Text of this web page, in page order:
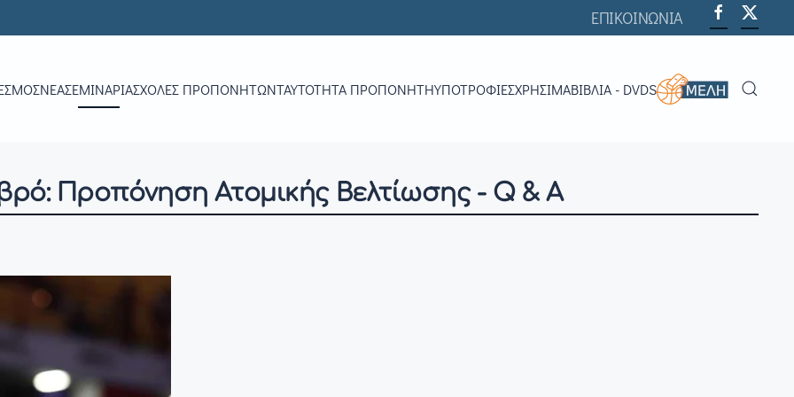
ΕΠΙΚΟΙΝΩΝΙΑ
ΝΕΑΣΕΜΙΝΆΡΙΑΣΧΟΛΈΣ ΠΡΟΠΟΝΗΤΏΝΤΑΥΤΌΤΗΤΑ ΠΡΟΠΟΝΗΤΉΥΠΟΤΡΟΦΊΕΣΧΡΗΣΙΜΑΒΙΒΛΊΑ - DVDS
Προπόνηση Ατομικής Βελτίωσης - Q & A